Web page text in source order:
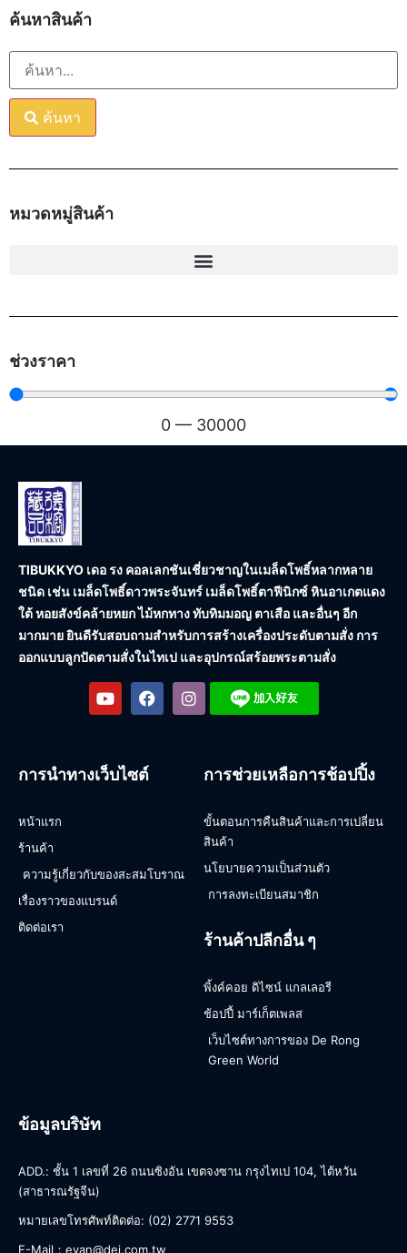
ค้นหาสินค้า
ค้นหา
หมวดหมู่สินค้า
ช่วงราคา
0 — 30000
TIBUKKYO เดอ รง คอลเลกชันเชี่ยวชาญในเมล็ดโพธิ์หลากหลาย
ชนิด เช่น เมล็ดโพธิ์ดาวพระจันทร์ เมล็ดโพธิ์ตาฟีนิกซ์ หินอาเกตแดง
ใต้ หอยสังข์คล้ายหยก ไม้หกทาง ทับทิมมอญ ตาเสือ และอื่นๆ อีก
มากมาย ยินดีรับสอบถามสำหรับการสร้างเครื่องประดับตามสั่ง การ
ออกแบบลูกปัดตามสั่งในไทเป และอุปกรณ์สร้อยพระตามสั่ง
การนำทางเว็บไซต์
หน้าแรก
ร้านค้า
ความรู้เกี่ยวกับของสะสมโบราณ
เรื่องราวของแบรนด์
ติดต่อเรา
การช่วยเหลือการช้อปปิ้ง
ขั้นตอนการคืนสินค้าและการเปลี่ยน
สินค้า
นโยบายความเป็นส่วนตัว
การลงทะเบียนสมาชิก
ร้านค้าปลีกอื่น ๆ
พิ้งค์คอย ดิไซน์ แกลเลอรี
ช้อปปี้ มาร์เก็ตเพลส
เว็บไซต์ทางการของ De Rong
Green World
ข้อมูลบริษัท
ADD.: ชั้น 1 เลขที่ 26 ถนนซิงอัน เขตจงซาน กรุงไทเป 104, ไต้หวัน
(สาธารณรัฐจีน)
หมายเลขโทรศัพท์ติดต่อ: (02) 2771 9553
E-Mail：evan@dej.com.tw